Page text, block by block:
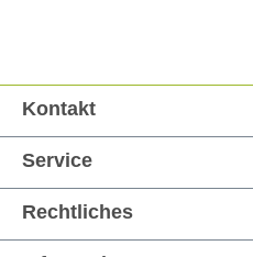
Kontakt
Service
Rechtliches